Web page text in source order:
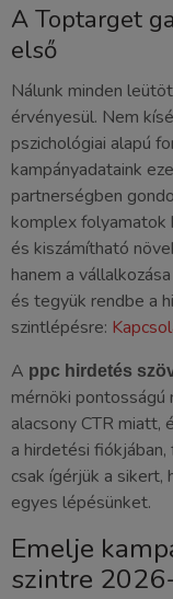
A Toptarget
első
Nálunk minden
érvényesül. Nem
pszichológiai alapú
kampányadataink
partnerségben
komplex folyamatok
és kiszámítható
hanem a
és tegyük rendbe a
szintlépésre:
A ppc hirdetés
mérnöki pontosságú
alacsony CTR miatt,
a hirdetési fiókjában,
csak ígérjük a sikert,
egyes lépésünket.
Emelje
szintre